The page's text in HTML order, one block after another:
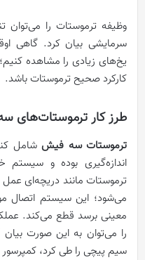
وظیفه ترموستات را می‌توان
سرمایشی بیان کرد. گاهی
یخ‌های زیادی را مشاهده
کارکرد صحیح ترموستات باشد.
طرز کار ترموستات‌های
ترموستات سه فیش شامل
اندازه‌گیری بوده و سیستم
ترموستات مانند دریچه‌ای عمل
می‌شود؛ این سیستم اتصال
معینی برسد قطع می‌کند.
را می‌توان به این صورت
سیم پیچی را طی کرد،